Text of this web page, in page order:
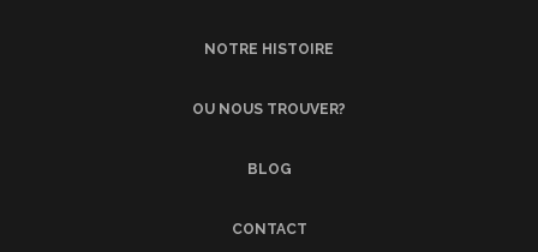
NOTRE HISTOIRE
OU NOUS TROUVER?
BLOG
CONTACT